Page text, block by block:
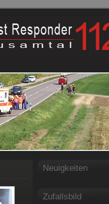
Neuigkeiten
Zufallsbild